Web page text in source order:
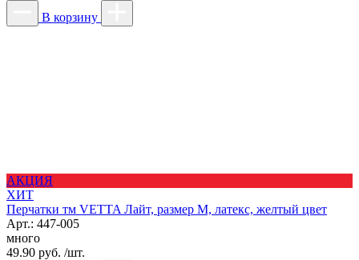
В корзину
АКЦИЯ
ХИТ
Перчатки тм VETTA Лайт, размер M, латекс, желтый цвет
Арт.: 447-005
много
49.90 руб. /шт.